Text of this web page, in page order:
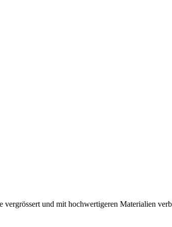
und mit hochwertigeren Materialien